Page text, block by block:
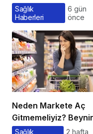
Dönüştürüyor
Sağlık
Haberleri
6 gün
önce
Neden Markete Aç
Gitmemeliyiz?
Satın Alma Psikolojisi
Sağlık
2 hafta